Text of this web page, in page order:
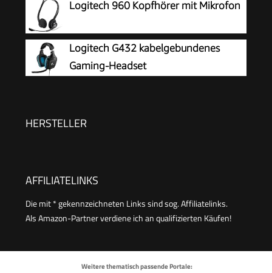
Logitech 960 Kopfhörer mit Mikrofon
Logitech G432 kabelgebundenes
Gaming-Headset
HERSTELLER
AFFILIATELINKS
Die mit * gekennzeichneten Links sind sog. Affiliatelinks.
Als Amazon-Partner verdiene ich an qualifizierten Käufen!
Weitere thematisch passende Portale: